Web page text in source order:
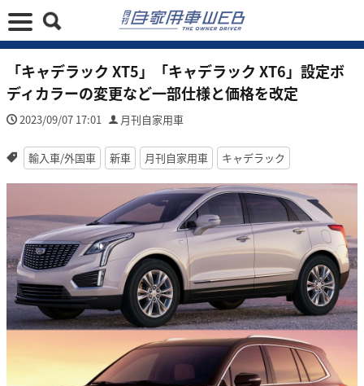
「キャデラック XT5」「キャデラック XT6」設定ボ
ディカラーの変更など一部仕様と価格を改定
2023/09/07 17:01 月刊自家用車
輸入車/外国車 新車 月刊自家用車 キャデラック